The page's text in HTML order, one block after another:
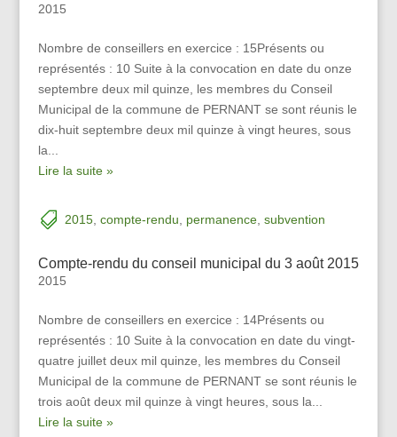
2015
Nombre de conseillers en exercice : 15Présents ou
représentés : 10 Suite à la convocation en date du onze
septembre deux mil quinze, les membres du Conseil
Municipal de la commune de PERNANT se sont réunis le
dix-huit septembre deux mil quinze à vingt heures, sous
la...
Lire la suite »
2015, compte-rendu permanence, subvention
Compte-rendu du conseil municipal du 3 août 2015
2015
Nombre de conseillers en exercice : 14Présents ou
représentés : 10 Suite à la convocation en date du vingt-
quatre juillet deux mil quinze, les membres du Conseil
Municipal de la commune de PERNANT se sont réunis le
trois août deux mil quinze à vingt heures, sous la...
Lire la suite »